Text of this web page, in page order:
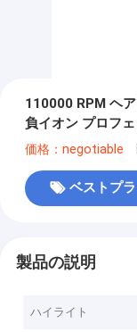
110000 RPM ヘ
負イオン プロフ
ター
価格：negotiable
ベストプ
製品の説明
ハイライト